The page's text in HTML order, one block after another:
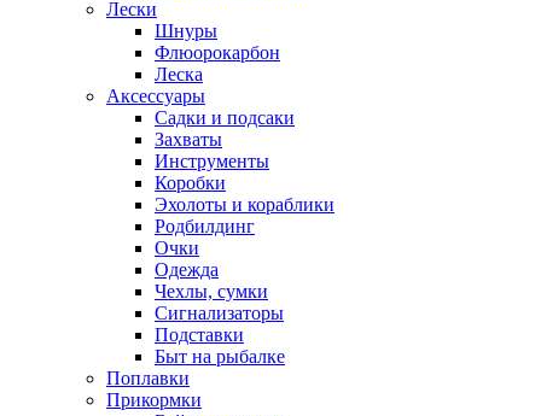
Лески
Шнуры
Флюорокарбон
Леска
Аксессуары
Садки и подсаки
Захваты
Инструменты
Коробки
Эхолоты и кораблики
Родбилдинг
Очки
Одежда
Чехлы, сумки
Сигнализаторы
Подставки
Быт на рыбалке
Поплавки
Прикормки